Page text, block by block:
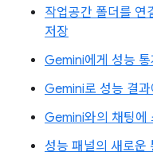
작업공간 폴더를 연
저장
Gemini에게 성능
Gemini로 성능 결
Gemini와의 채팅에
성능 패널의 새로운